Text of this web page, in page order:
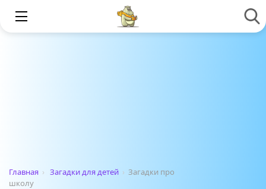
Главная › Загадки для детей › Загадки про
школу